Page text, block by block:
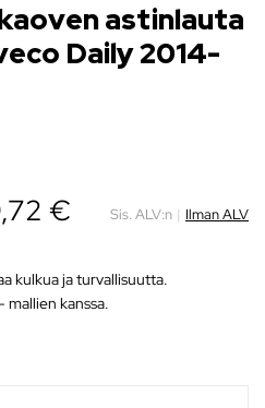
astinlauta
Daily 2014-
€ Sis. ALV:n | Ilman ALV
kulkua ja turvallisuutta.
mallien kanssa.